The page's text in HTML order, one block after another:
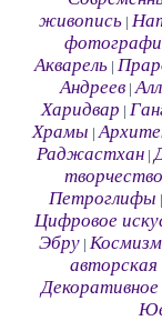
живопись|
Акварель|
Андреев |
Харидвар |
Храмы |
Раджастхан|
творчество
Петроглифы
Цифровое
Эбру |Космизм
авторская
Декоративное